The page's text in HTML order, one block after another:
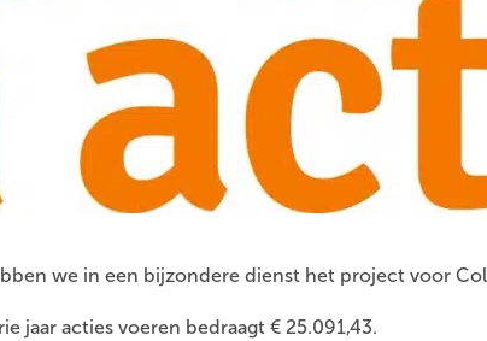
we in een bijzondere dienst het project voor
jaar acties voeren bedraagt € 25.091,43.